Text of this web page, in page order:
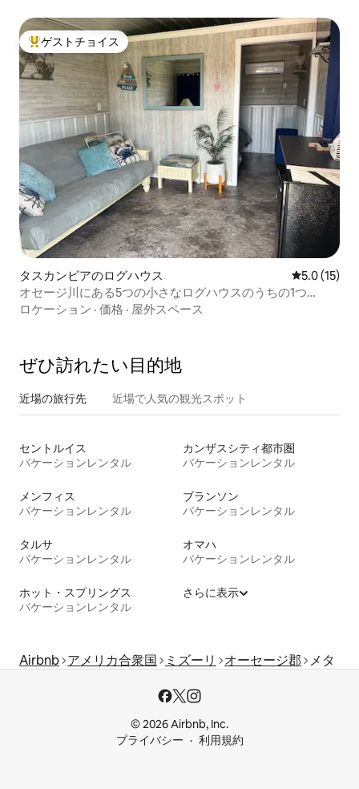
大好評のゲストチョイスです。
ゲストチョイス
タスカンビアのログハウス レビュー15
5.0 (15)
オセージ川にある5つの小さなログハウスのうちの1つ
「Sandy」
ロケーション · 価格 · 屋外スペース
ぜひ訪⁠れ⁠た⁠い目⁠的⁠地
近場の旅行先 近場で人気の観光スポット
セントルイス
バケーションレンタル
カンザスシティ都市圏
バケーションレンタル
メンフィス
バケーションレンタル
ブランソン
バケーションレンタル
タルサ
バケーションレンタル
オマハ
バケーションレンタル
ホット・スプリングス
バケーションレンタル
さらに表示
Airbnb アメリカ合衆国 ミズーリ オーセージ郡 メタ
© 2026 Airbnb, Inc.
プライバシー
利用規約